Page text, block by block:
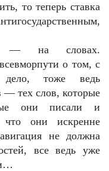
то теперь ставка
— на словах.
о том, с
тоже ведь
тех слов, которые
они писали и
что они искренне
не должна
все ведь уже